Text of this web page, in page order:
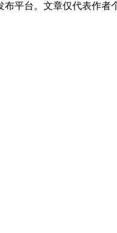
平台。文章仅代表作者